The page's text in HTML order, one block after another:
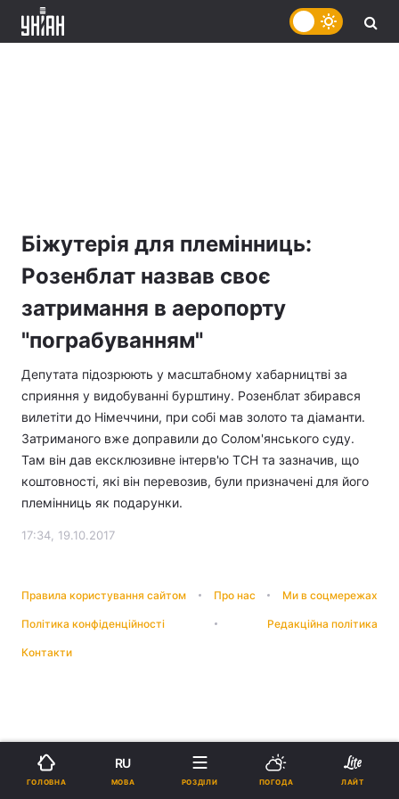
Біжутерія для племінниць:
Розенблат назвав своє
затримання в аеропорту
"пограбуванням"
Депутата підозрюють у масштабному хабарництві за
сприяння у видобуванні бурштину. Розенблат збирався
вилетіти до Німеччини, при собі мав золото та діаманти.
Затриманого вже доправили до Солом'янського суду.
Там він дав ексклюзивне інтерв'ю ТСН та зазначив, що
коштовності, які він перевозив, були призначені для його
племінниць як подарунки.
17:34, 19.10.2017
Правила користування сайтом Про нас Ми в соцмережах
Політика конфіденційності Редакційна політика
Контакти
ГОЛОВНА
RU
МОВА РОЗДІЛИ ПОГОДА ЛАЙТ